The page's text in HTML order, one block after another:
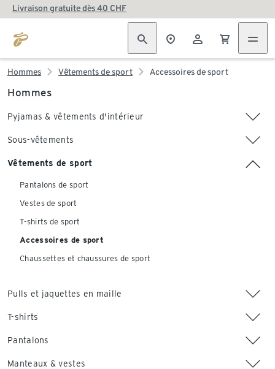
Livraison gratuite dès 40 CHF
Hommes Vêtements de sport Accessoires de sport
Hommes
Pyjamas & vêtements d'intérieur
Sous-vêtements
Vêtements de sport
Pantalons de sport
Vestes de sport
T-shirts de sport
Accessoires de sport
Chaussettes et chaussures de sport
Pulls et jaquettes en maille
T-shirts
Pantalons
Manteaux & vestes